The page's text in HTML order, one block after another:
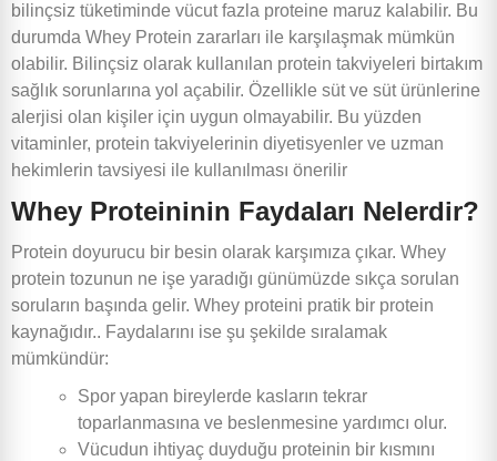
bilinçsiz tüketiminde vücut fazla proteine maruz kalabilir. Bu
durumda Whey Protein zararları ile karşılaşmak mümkün
olabilir. Bilinçsiz olarak kullanılan protein takviyeleri birtakım
sağlık sorunlarına yol açabilir. Özellikle süt ve süt ürünlerine
alerjisi olan kişiler için uygun olmayabilir. Bu yüzden
vitaminler, protein takviyelerinin diyetisyenler ve uzman
hekimlerin tavsiyesi ile kullanılması önerilir
Whey Proteininin Faydaları Nelerdir?
Protein doyurucu bir besin olarak karşımıza çıkar. Whey
protein tozunun ne işe yaradığı günümüzde sıkça sorulan
soruların başında gelir. Whey proteini pratik bir protein
kaynağıdır.. Faydalarını ise şu şekilde sıralamak
mümkündür:
Spor yapan bireylerde kasların tekrar
toparlanmasına ve beslenmesine yardımcı olur.
Vücudun ihtiyaç duyduğu proteinin bir kısmını